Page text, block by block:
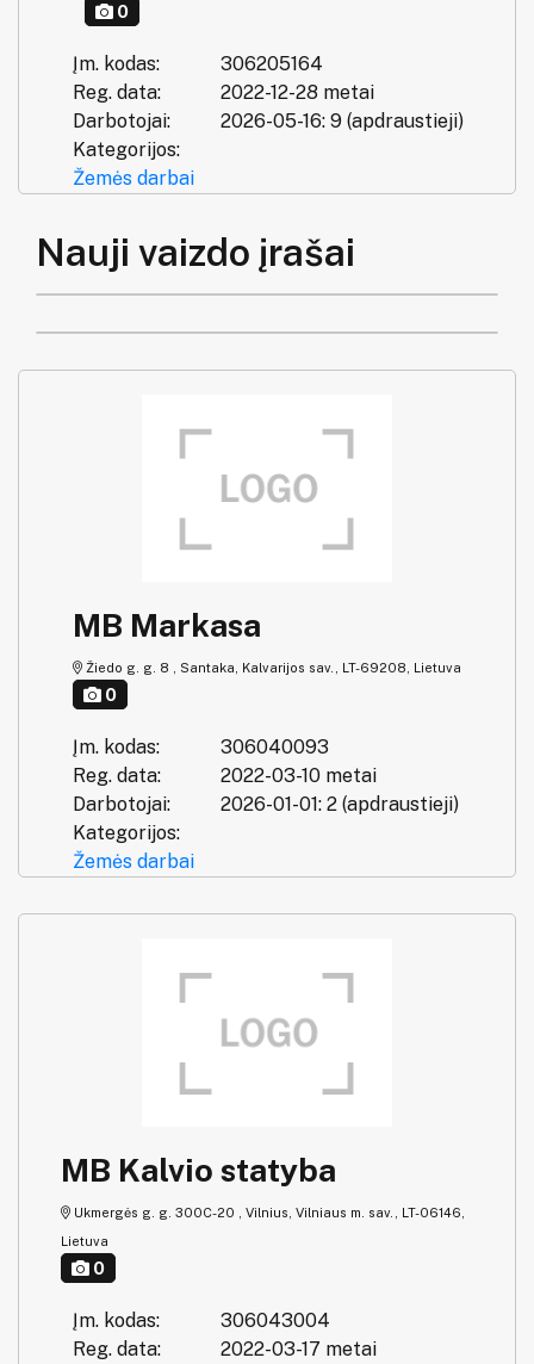
0
Įm. kodas:
306205164
Reg. data:
2022-12-28 metai
Darbotojai:
2026-05-16: 9 (apdraustieji)
Kategorijos:
Žemės darbai
Nauji vaizdo įrašai
MB Markasa
Žiedo g. g. 8 , Santaka, Kalvarijos sav., LT-69208, Lietuva
0
Įm. kodas:
306040093
Reg. data:
2022-03-10 metai
Darbotojai:
2026-01-01: 2 (apdraustieji)
Kategorijos:
Žemės darbai
MB Kalvio statyba
Ukmergės g. g. 300C-20 , Vilnius, Vilniaus m. sav., LT-06146,
Lietuva
0
Įm. kodas:
306043004
Reg. data:
2022-03-17 metai